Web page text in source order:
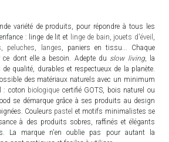
variété de produits, pour répondre à tous les
: linge de lit et linge de bain, jouets d'éveil ,
, peluches, langes, paniers en tissu... Chaque
dont elle a besoin. Adepte du slow living, la
qualité, durables et respectueux de la planète.
des matériaux naturels avec un minimum
: coton biologique certifié GOTS, bois naturel ou
se démarque grâce à ses produits au design
Couleurs pastel et motifs minimalistes se
à des produits sobres, raffinés et élégants
La marque n'en oublie pas pour autant la